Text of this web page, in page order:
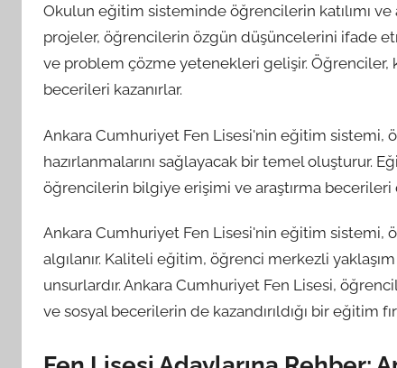
Okulun eğitim sisteminde öğrencilerin katılımı ve
projeler, öğrencilerin özgün düşüncelerini ifade
ve problem çözme yetenekleri gelişir.
becerileri kazanırlar.
Ankara Cumhuriyet Fen Lisesi'nin eğitim
hazırlanmalarını sağlayacak bir temel oluşturur.
öğrencilerin bilgiye erişimi ve araştırma becerileri
Ankara Cumhuriyet Fen Lisesi'nin eğitim
algılanır. Kaliteli eğitim, öğrenci merkezli
unsurlardır. Ankara Cumhuriyet Fen Lisesi,
ve sosyal becerilerin de kazandırıldığı bir eğitim